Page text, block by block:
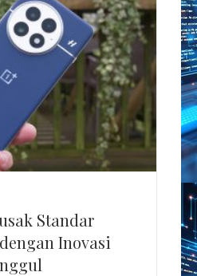
Standar
Inovasi